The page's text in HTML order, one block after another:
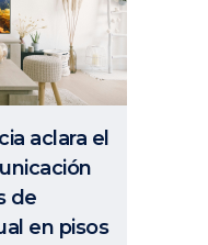
aclara el
de
en pisos